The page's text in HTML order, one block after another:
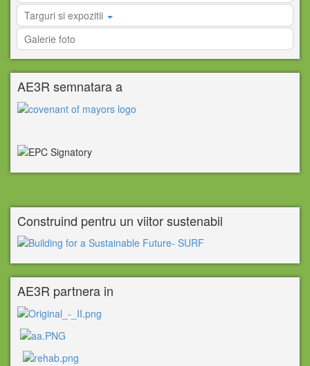
Targuri si expozitii
Galerie foto
AE3R semnatara a
Construind pentru un viitor sustenabil
AE3R partnera in